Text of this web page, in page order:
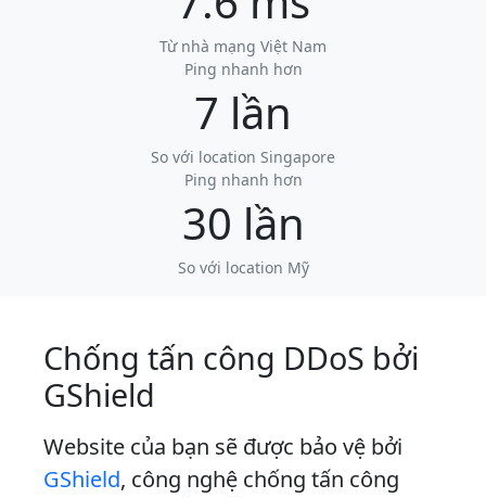
Từ nhà mạng Việt Nam
Ping nhanh hơn
7 lần
So với location Singapore
Ping nhanh hơn
30 lần
So với location Mỹ
Chống tấn công DDoS bởi
GShield
Website của bạn sẽ được bảo vệ bởi
GShield, công nghệ chống tấn công